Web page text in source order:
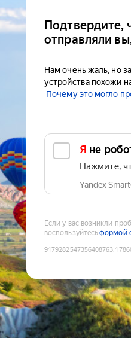
Подтвердите,
отправляли
Нам очень жаль, но
устройства похожи
Почему это могло
Я не
Нажмите,
Yandex
Если у вас возникли
воспользуйтесьформой
9179282547356408763: